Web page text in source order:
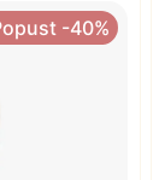
-40%